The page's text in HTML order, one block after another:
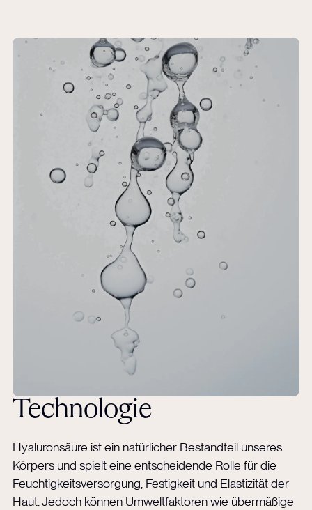
Technologie
Hyaluronsäure ist ein natürlicher Bestandteil unseres
Körpers und spielt eine entscheidende Rolle für die
Feuchtigkeitsversorgung, Festigkeit und Elastizität der
Haut. Jedoch können Umweltfaktoren wie übermäßige